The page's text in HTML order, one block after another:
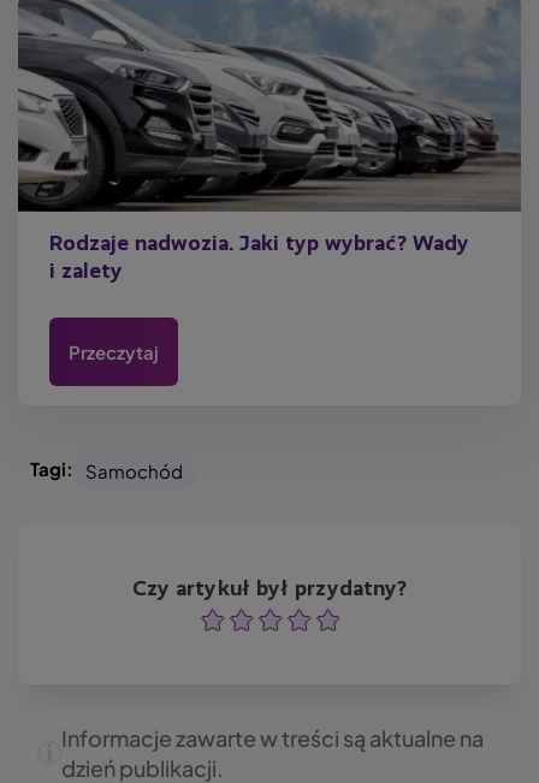
Rodzaje nadwozia. Jaki typ wybrać? Wady
i zalety
Przeczytaj
Tagi: Samochód
Czy artykuł był przydatny?
OcenaOcenaOcena
OcenaOcena
Informacje zawarte w treści są aktualne na
dzień publikacji.